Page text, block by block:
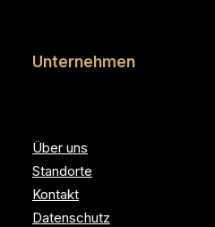
Unternehmen
Über uns
Standorte
Kontakt
Datenschutz